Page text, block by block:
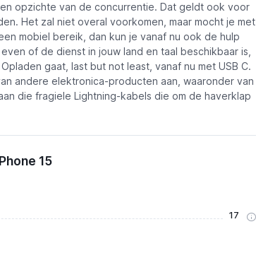
opzichte van de concurrentie. Dat geldt ook voor
Het zal niet overal voorkomen, maar mocht je met
mobiel bereik, dan kun je vanaf nu ook de hulp
of de dienst in jouw land en taal beschikbaar is,
gaat, last but not least, vanaf nu met USB C.
andere elektronica-producten aan, waaronder van
die fragiele Lightning-kabels die om de haverklap
15
17